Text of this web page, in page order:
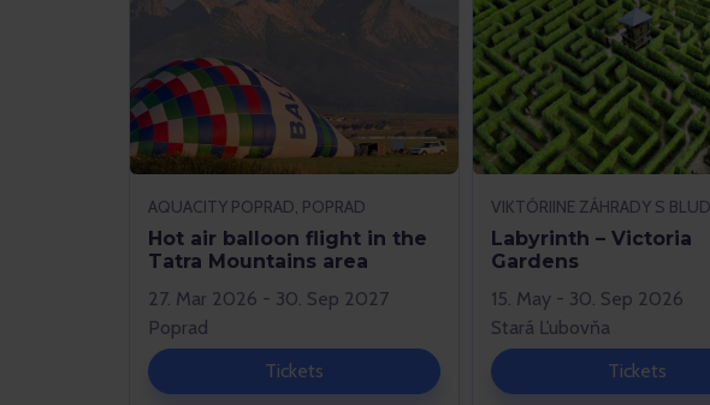
AQUACITY POPRAD, POPRAD
Hot air balloon flight in the
Tatra Mountains area
27. Mar 2026 - 30. Sep 2027
Poprad
Tickets
Labyrinth – Victoria
Gardens
15. May - 30. Sep 2026
Stará Ľubovňa
Tickets